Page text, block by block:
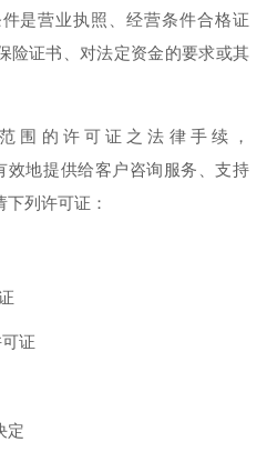
是营业执照、经营条件合格证
险证书、对法定资金的要求或其
围的许可证之法律手续，
效地提供给客户咨询服务、支持
列许可证：
证
定